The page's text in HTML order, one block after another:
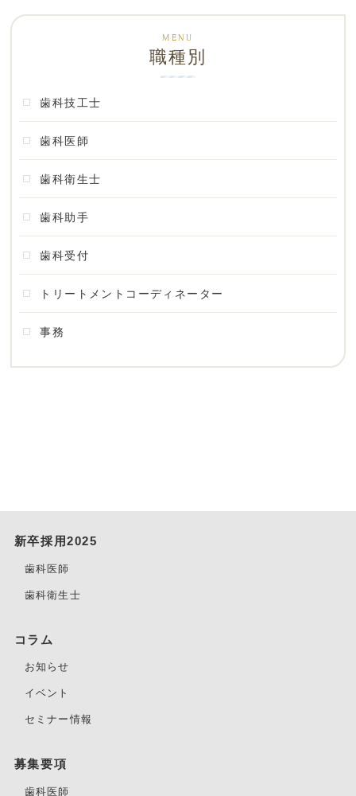
職種別
歯科技工士
歯科医師
歯科衛生士
歯科助手
歯科受付
トリートメントコーディネーター
事務
新卒採用2025
歯科医師
歯科衛生士
コラム
お知らせ
イベント
セミナー情報
募集要項
歯科医師